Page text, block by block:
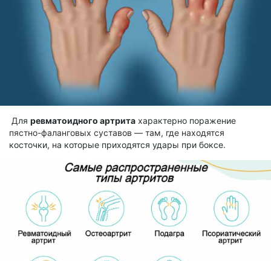
Для ревматоидного артрита характерно поражение
пястно-фаланговых суставов — там, где находятся
косточки, на которые приходятся удары при боксе.